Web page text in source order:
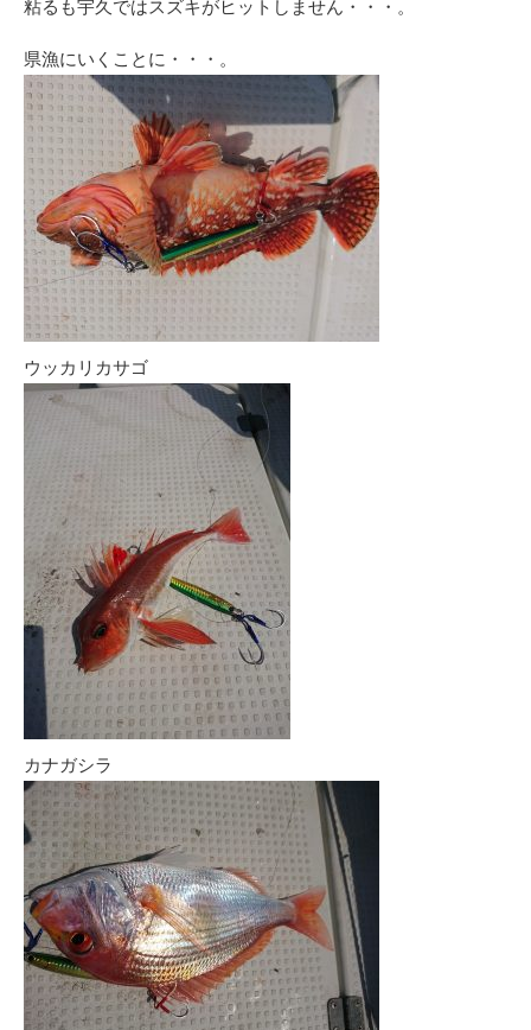
粘るも宇久ではスズキがヒットしません・・・。
県漁にいくことに・・・。
ウッカリカサゴ
カナガシラ